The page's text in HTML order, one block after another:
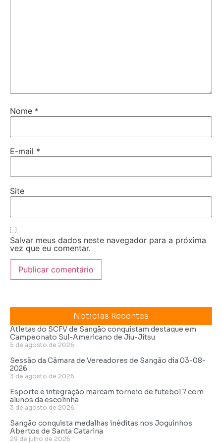
Nome *
E-mail *
Site
Salvar meus dados neste navegador para a próxima
vez que eu comentar.
Noticias Recentes
Atletas do SCFV de Sangão conquistam destaque em
Campeonato Sul-Americano de Jiu-Jítsu
5 de agosto de 2026
Sessão da Câmara de Vereadores de Sangão dia 03-08-
2026
3 de agosto de 2026
Esporte e integração marcam torneio de futebol 7 com
alunos da escolinha
3 de agosto de 2026
Sangão conquista medalhas inéditas nos Joguinhos
Abertos de Santa Catarina
29 de julho de 2026